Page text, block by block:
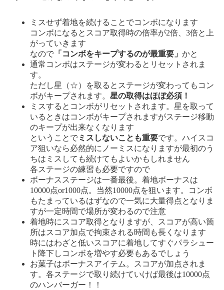
ミスせず着地を続けることでコンボになります
コンボになるとスコア取得時の倍率が2倍、3倍と上
がっていきます
なので 「コンボをキープするのが最重要」 かと
通常コンボはステージが変わるとリセットされま
す。
ただし星（☆）を取るとステージが変わってもコン
ボがキープされます。 星の取得はほぼ必須！
ミスするとコンボがリセットされます。星を取って
いるときはコンボがキープされますがステージ移動
のキープが出来なくなります
ということでミスしないことも重要です。ハイスコ
ア狙いなら必然的にノーミスになりますが最初のう
ちはミスしても続けてもよいかもしれません
各ステージの練習も必要ですので
ボーナスステージは一番最後。着地ボーナスは
10000点or1000点。当然10000点を狙います。コンボ
もたまっているはずなので一気に大量得点となりま
すが一定時間で場所が変わるので注意
着地時にスコア取得となりますが、スコアが高い箇
所はスコア加点で拘束される時間も長くなります
時にはわざと低いスコアに着地してすぐパラシュー
ト降下しコンボを増やす必要もあるでしょう
お菓子はボーナスアイテム。スコアが加点されま
す。各ステージで取り続けていけば最後は10000点
のハンバーガー！！